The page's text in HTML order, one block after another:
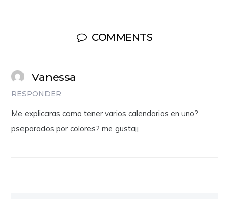
COMMENTS
Vanessa
RESPONDER
Me explicaras como tener varios calendarios en uno?
pseparados por colores? me gusta¡¡